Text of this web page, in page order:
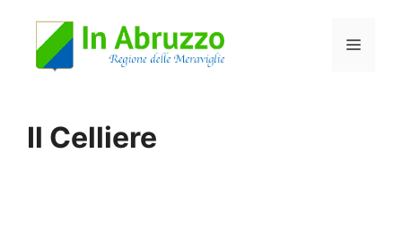
Menu
Il Celliere